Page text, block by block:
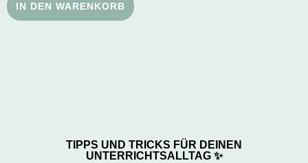
IN DEN WARENKORB
TIPPS UND TRICKS FÜR DEINEN
UNTERRICHTSALLTAG ✨